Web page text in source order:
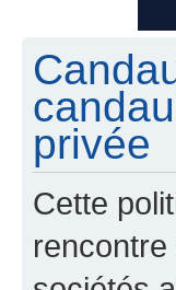
privée
Cette